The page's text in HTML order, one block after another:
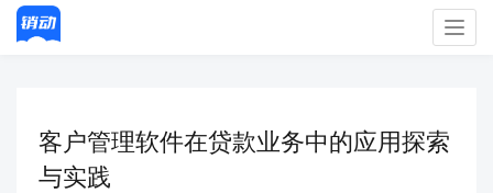
客户管理软件在贷款业务中的应用探索
与实践